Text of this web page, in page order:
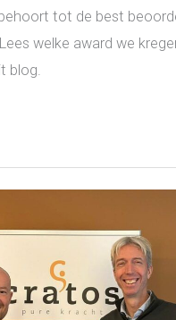
tot de best
welke award we
blog.